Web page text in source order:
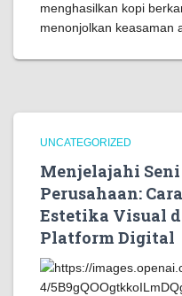
menghasilkan kopi
menonjolkan keasaman
UNCATEGORIZED
Menjelajahi
Perusahaan:
Estetika Visual
Platform Digital